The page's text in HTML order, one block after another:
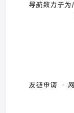
导航致力于为
友链申请